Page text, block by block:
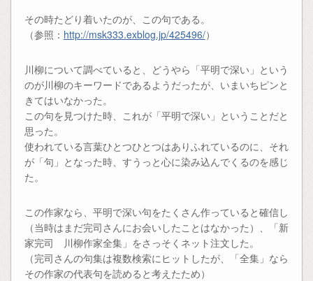
その時たどり着いたのが、この句である。
（参照： http://msk333.exblog.jp/425496/）
川柳について調べていると、どうやら「平明で深い」という
のが川柳のキーワードであるようだったが、いまいちピンと
きてはいなかった。
この句を見つけた時、これが「平明で深い」ということだと
思った。
使われている言葉ひとつひとつはありふれているのに、それ
が「句」となった時、すうっと心に染み込んでくるのを感じ
た。
この作家なら、平明で深い句をたくさん作っていると確信し
（当時はまだ完司さんにお会いしたことはなかった）、「新
家完司 川柳作家全集」をさっそくネット注文した。
（完司さんの句集は複数検索にヒットしたが、「全集」なら
その作家の代表句を読めると考えたため）